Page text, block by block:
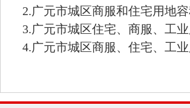
2.广元市城区商服和住宅用地
3.广元市城区住宅、商服、工
4.广元市城区商服、住宅、工